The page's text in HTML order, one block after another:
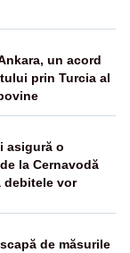
un acord
prin Turcia al
asigură o
la Cernavodă
debitele vor
de măsurile